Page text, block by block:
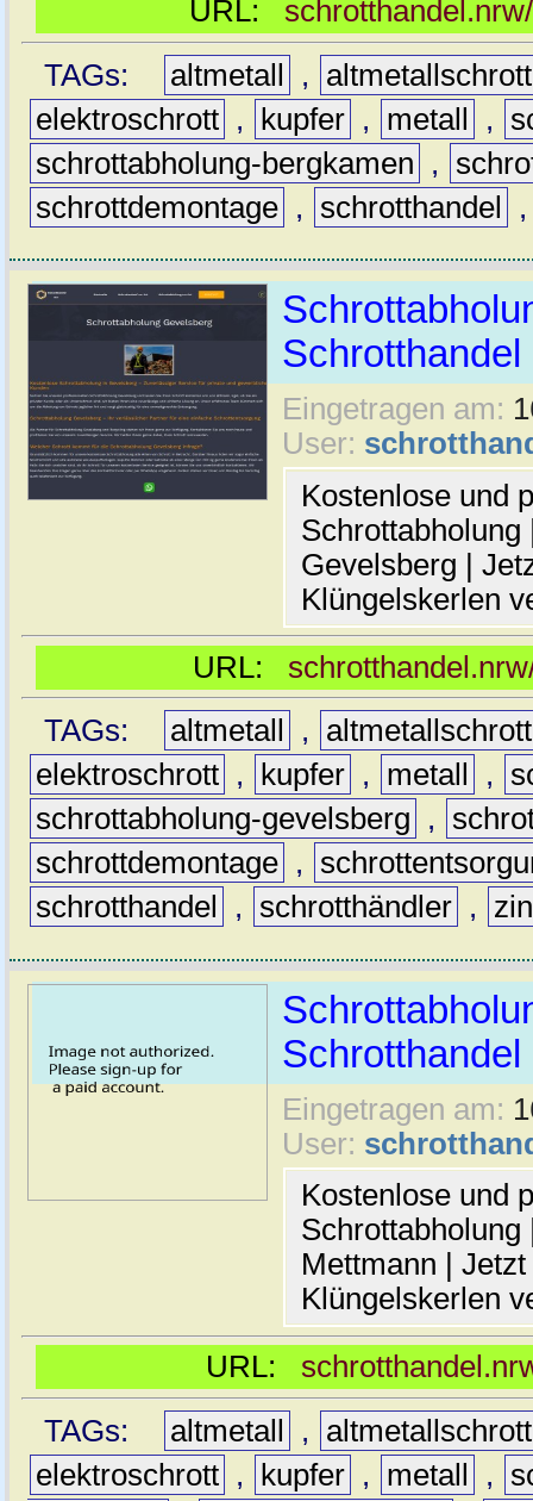
URL:
TAGs:
altmetall ,
altmetallschrott
elektroschrott , kupfer , metall ,
schrottabholung-bergkamen
,
schrottdemontage , schrotthandel
Schrotthandel
Eingetragen am:
User:
Kostenlose und
Gevelsberg |
Klüngelskerlen
URL:
TAGs:
altmetall ,
altmetallschrott
elektroschrott , kupfer , metall ,
schrottabholung-gevelsberg
,
schrottdemontage ,
schrotthandel
, schrotthändler ,
Schrotthandel
Eingetragen am:
User:
Kostenlose und
Mettmann |
Klüngelskerlen
URL:
TAGs:
altmetall ,
altmetallschrott
elektroschrott , kupfer , metall ,